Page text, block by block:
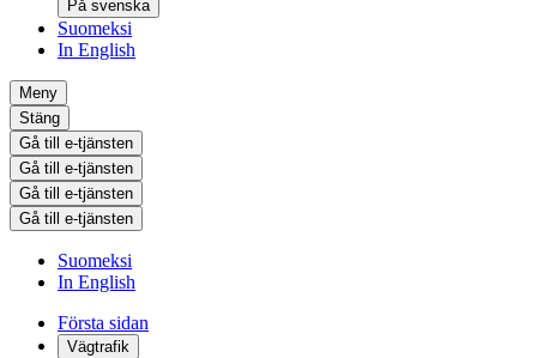
På svenska
Suomeksi
In English
Meny
Stäng
Gå till e-tjänsten
Gå till e-tjänsten
Gå till e-tjänsten
Gå till e-tjänsten
Suomeksi
In English
Första sidan
Vägtrafik